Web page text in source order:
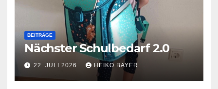
BEITRÄGE
Nächster Schulbedarf 2.0
22. JULI 2026 HEIKO BAYER